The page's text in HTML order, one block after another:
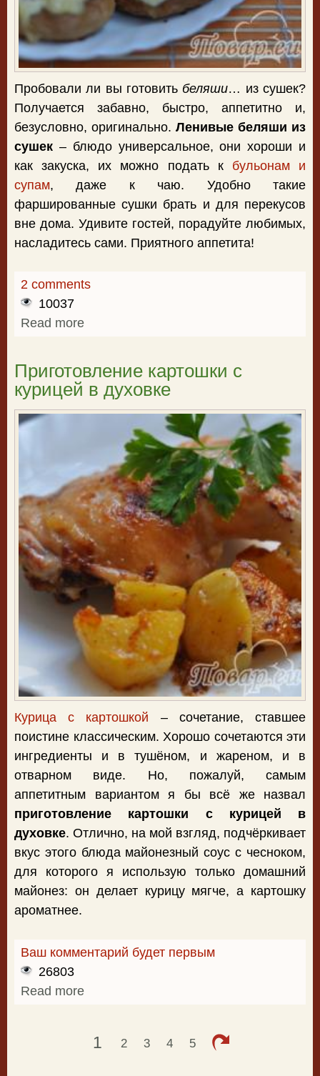
Пробовали ли вы готовить беляши… из сушек?
Получается забавно, быстро, аппетитно и,
безусловно, оригинально. Ленивые беляши из
сушек – блюдо универсальное, они хороши и
как закуска, их можно подать к бульонам и
супам, даже к чаю. Удобно такие
фаршированные сушки брать и для перекусов
вне дома. Удивите гостей, порадуйте любимых,
насладитесь сами. Приятного аппетита!
2 comments
10037
Read more
Приготовление картошки с
курицей в духовке
Курица с картошкой – сочетание, ставшее
поистине классическим. Хорошо сочетаются эти
ингредиенты и в тушёном, и жареном, и в
отварном виде. Но, пожалуй, самым
аппетитным вариантом я бы всё же назвал
приготовление картошки с курицей в
духовке. Отлично, на мой взгляд, подчёркивает
вкус этого блюда майонезный соус с чесноком,
для которого я использую только домашний
майонез: он делает курицу мягче, а картошку
ароматнее.
Ваш комментарий будет первым
26803
Read more
1 2 3 4 5